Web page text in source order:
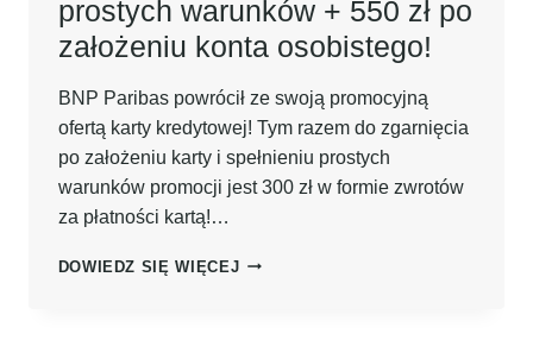
BEZCENNE
CHWILE!
prostych warunków + 550 zł po
założeniu konta osobistego!
BNP Paribas powrócił ze swoją promocyjną
ofertą karty kredytowej! Tym razem do zgarnięcia
po założeniu karty i spełnieniu prostych
warunków promocji jest 300 zł w formie zwrotów
za płatności kartą!…
DOWIEDZ SIĘ WIĘCEJKUMULACJA